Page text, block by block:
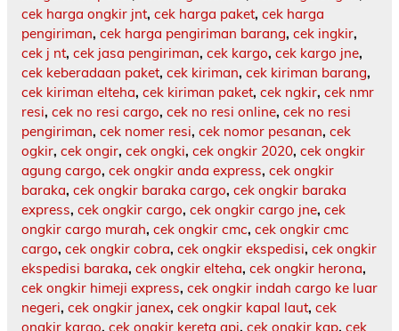
cek harga ongkir jnt, cek harga paket, cek harga
pengiriman, cek harga pengiriman barang, cek ingkir,
cek j nt, cek jasa pengiriman, cek kargo, cek kargo jne,
cek keberadaan paket, cek kiriman, cek kiriman barang,
cek kiriman elteha, cek kiriman paket, cek ngkir, cek nmr
resi, cek no resi cargo, cek no resi online, cek no resi
pengiriman, cek nomer resi, cek nomor pesanan, cek
ogkir, cek ongir, cek ongki, cek ongkir 2020, cek ongkir
agung cargo, cek ongkir anda express, cek ongkir
baraka, cek ongkir baraka cargo, cek ongkir baraka
express, cek ongkir cargo, cek ongkir cargo jne, cek
ongkir cargo murah, cek ongkir cmc, cek ongkir cmc
cargo, cek ongkir cobra, cek ongkir ekspedisi, cek ongkir
ekspedisi baraka, cek ongkir elteha, cek ongkir herona,
cek ongkir himeji express, cek ongkir indah cargo ke luar
negeri, cek ongkir janex, cek ongkir kapal laut, cek
ongkir kargo, cek ongkir kereta api, cek ongkir kgp, cek